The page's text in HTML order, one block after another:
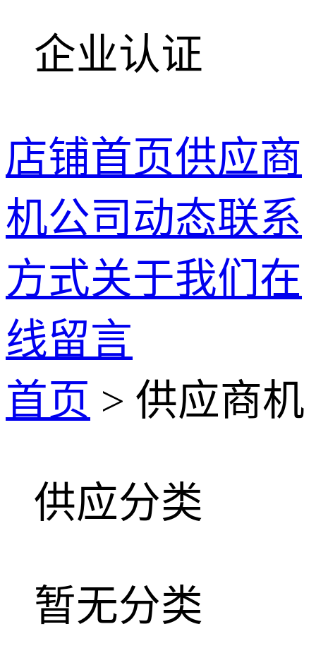
企业认证
店铺首页供应商
机公司动态联系
方式关于我们 在
线留言
首页 > 供应商机
供应分类
暂无分类